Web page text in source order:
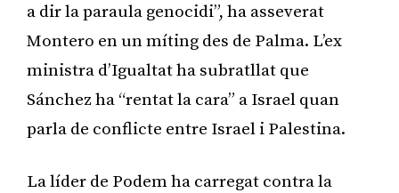
a dir la paraula genocidi”, ha asseverat
Montero en un míting des de Palma. L’ex
ministra d’Igualtat ha subratllat que
Sánchez ha “rentat la cara” a Israel quan
parla de conflicte entre Israel i Palestina.
La líder de Podem ha carregat contra la